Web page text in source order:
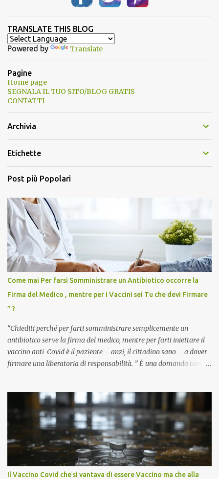
TRANSLATE THIS BLOG
Powered by Translate
Pagine
Home page
SEGNALA IL TUO SITO/BLOG GRATIS
CONTATTI
Archivia
Etichette
Post più Popolari
Come mai Per farsi Somministrare un Antibiotico occorre la
Firma del Medico , mentre per i Vaccini sei Tu che devi Firmare
” ?
“Chiediti perché per farti somministrare semplicemente un
antibiotico serve la firma del medico, mentre per farti iniettare il
vaccino anti-Covid è il paziente – anzi, il cittadino sano – a dover
firmare una liberatoria di responsabilità. ” È una domanda tanto
pandemia. Un interrogativo che dovrebbe scuotere chiunque abbia
ancora il coraggio di pensare con la propria testa. Per il vaccino
anti-Covid, un pro-farmaco, con autorizzazione condizionata,
sviluppato in tempi record, con tecnologie mai utilizzate prima su
larga scala, ancora oggetto di studio e di discussione
internazionale serve solo una firma. La tua. Lo si somministra
anche a persone sane, giovani, senza fattori di rischio, spesso già
Il Vaccino Covid che si vantava di essere Vaccino ma che alla